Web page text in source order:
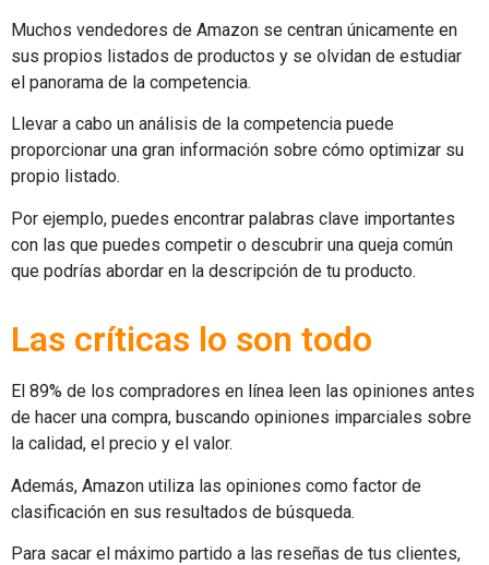
Muchos vendedores de Amazon se centran únicamente en
sus propios listados de productos y se olvidan de estudiar
el panorama de la competencia.
Llevar a cabo un análisis de la competencia puede
proporcionar una gran información sobre cómo optimizar su
propio listado.
Por ejemplo, puedes encontrar palabras clave importantes
con las que puedes competir o descubrir una queja común
que podrías abordar en la descripción de tu producto.
Las críticas lo son todo
El 89% de los compradores en línea leen las opiniones antes
de hacer una compra, buscando opiniones imparciales sobre
la calidad, el precio y el valor.
Además, Amazon utiliza las opiniones como factor de
clasificación en sus resultados de búsqueda.
Para sacar el máximo partido a las reseñas de tus clientes,